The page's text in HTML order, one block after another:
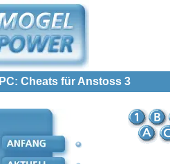
PC: Cheats für Anstoss 3